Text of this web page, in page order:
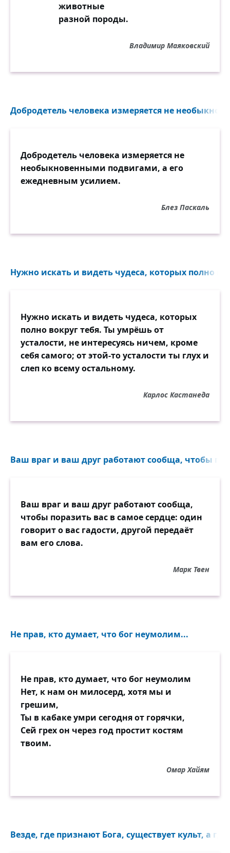
животные
разной породы.
Владимир Маяковский
Добродетель человека измеряется не
Добродетель человека измеряется не
необыкновенными подвигами, а его
ежедневным усилием.
Блез Паскаль
Нужно искать и видеть чудеса, которых полно
Нужно искать и видеть чудеса, которых
полно вокруг тебя. Ты умрёшь от
усталости, не интересуясь ничем, кроме
себя самого; от этой-то усталости ты глух и
слеп ко всему остальному.
Карлос Кастанеда
Ваш враг и ваш друг работают сообща, чтобы
Ваш враг и ваш друг работают сообща,
чтобы поразить вас в самое сердце: один
говорит о вас гадости, другой передаёт
вам его слова.
Марк Твен
Не прав, кто думает, что бог неумолим...
Не прав, кто думает, что бог неумолим
Нет, к нам он милосерд, хотя мы и
грешим,
Ты в кабаке умри сегодня от горячки,
Сей грех он через год простит костям
твоим.
Омар Хайям
Везде, где признают Бога, существует культ, а